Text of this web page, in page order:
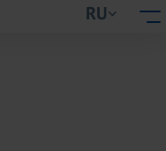
RU